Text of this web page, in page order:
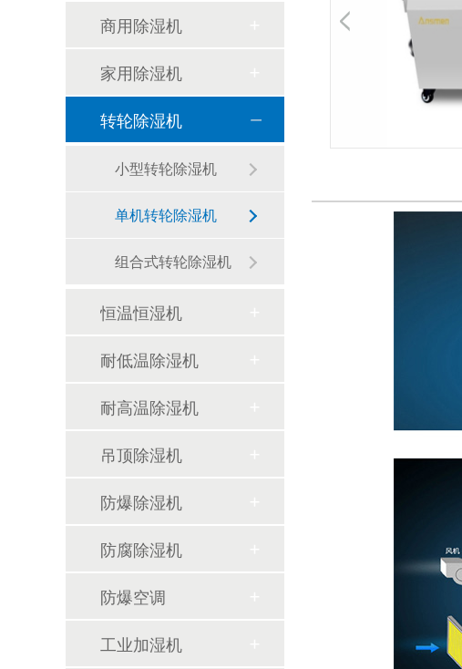
商用除湿机
家用除湿机
转轮除湿机
小型转轮除湿机
单机转轮除湿机
组合式转轮除湿机
恒温恒湿机
耐低温除湿机
耐高温除湿机
吊顶除湿机
防爆除湿机
防腐除湿机
防爆空调
工业加湿机